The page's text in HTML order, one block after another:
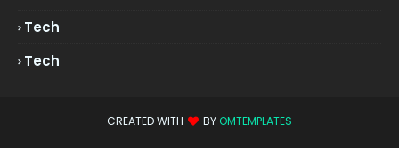
Tech
Tech
CREATED WITH BY OMTEMPLATES